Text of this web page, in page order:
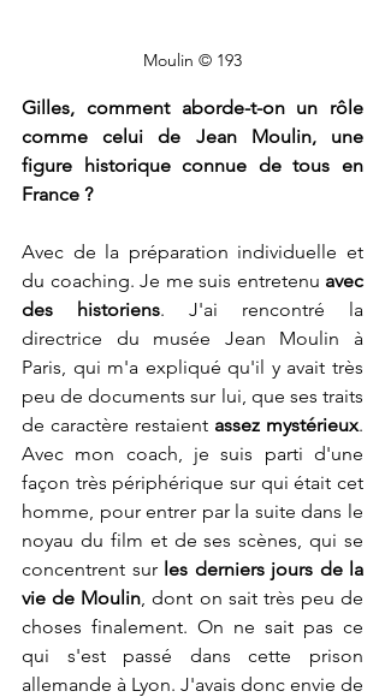
Moulin © 193
Gilles, comment aborde-t-on un rôle
comme celui de Jean Moulin, une
figure historique connue de tous en
France ?
Avec de la préparation individuelle et
du coaching. Je me suis entretenu avec
des historiens. J'ai rencontré la
directrice du musée Jean Moulin à
Paris, qui m'a expliqué qu'il y avait très
peu de documents sur lui, que ses traits
de caractère restaient assez mystérieux.
Avec mon coach, je suis parti d'une
façon très périphérique sur qui était cet
homme, pour entrer par la suite dans le
noyau du film et de ses scènes, qui se
concentrent sur les derniers jours de la
vie de Moulin, dont on sait très peu de
choses finalement. On ne sait pas ce
qui s'est passé dans cette prison
allemande à Lyon. J'avais donc envie de